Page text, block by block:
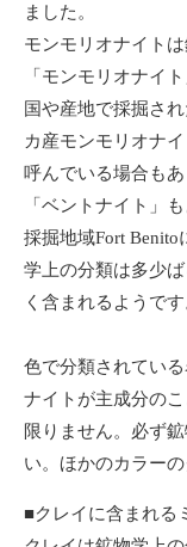
ました。
モンモリオナイト
「モンモリオナイ
国や産地で採掘さ
カ産モンモリオナ
呼んでいる場合もあ
「ベントナイト」
採掘地域Fort
学上の分類は多少
く含まれるようです
色で分類されてい
ナイトが主成分の
限りません。必ず
い。ほかのカラーの
■クレイに含まれる